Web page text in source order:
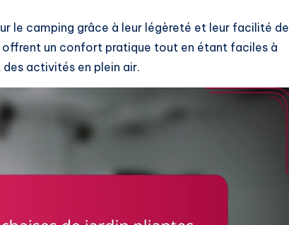
le camping grâce à leur légèreté et leur facilité de
un confort pratique tout en étant faciles à
activités en plein air.